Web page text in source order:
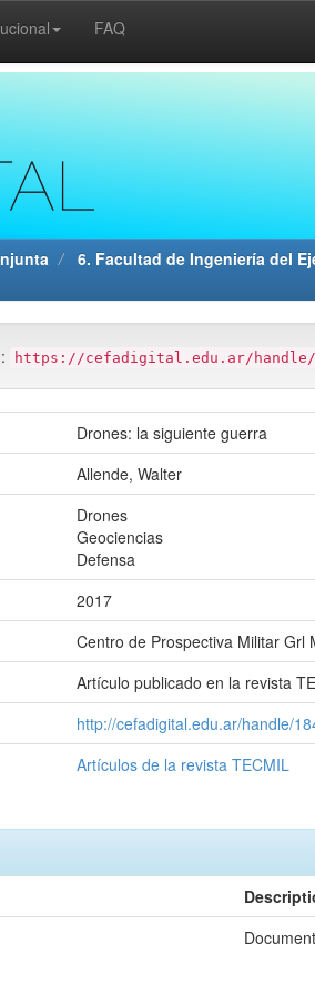
FAQ
6. Facultad de Ingeniería del
https://cefadigital.edu.ar/handle/
Drones: la siguiente guerra
Allende, Walter
Drones
Geociencias
Defensa
2017
Centro de Prospectiva Militar Grl
Artículo publicado en la revista
http://cefadigital.edu.ar/handle/
Artículos de la revista TECMIL